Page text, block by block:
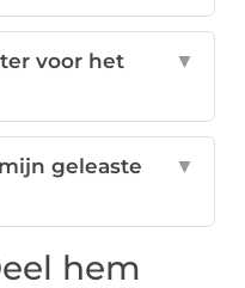
voor het
▼
geleaste
▼
hem